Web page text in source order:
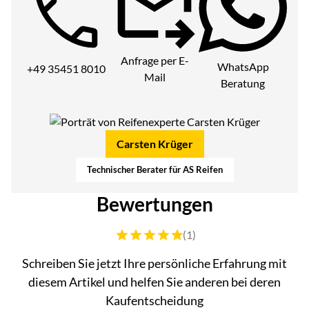
Telefon:
+49 35451 8010
Anfrage per E-
Mail
WhatsApp
Beratung
Carsten Krüger
Technischer Berater für AS Reifen
Bewertungen
Bewertung: 5 von 5 (1 Bewertungen)
(1)
Schreiben Sie jetzt Ihre persönliche Erfahrung mit
diesem Artikel und helfen Sie anderen bei deren
Kaufentscheidung